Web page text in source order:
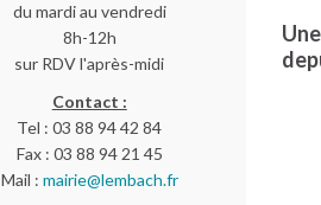
du mardi au vendredi
8h-12h
sur RDV l'après-midi
Contact :
Tel : 03 88 94 42 84
Fax : 03 88 94 21 45
Mail : mairie@lembach.fr